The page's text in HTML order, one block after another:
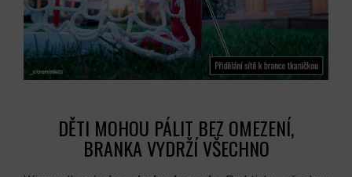
DĚTI MOHOU PÁLIT BEZ OMEZENÍ,
BRANKA VYDRŽÍ VŠECHNO